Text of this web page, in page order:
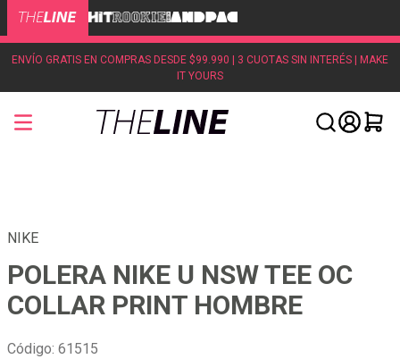
ENVÍO GRATIS EN COMPRAS DESDE $99.990 | 3 CUOTAS SIN INTERÉS | MAKE
IT YOURS
NIKE
POLERA NIKE U NSW TEE OC
COLLAR PRINT HOMBRE
Código: 61515